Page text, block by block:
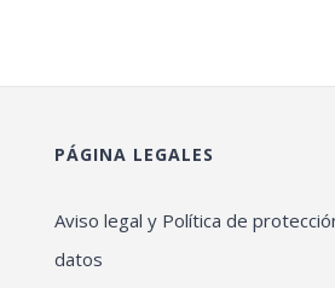
PÁGINA LEGALES
Aviso legal y Política de
datos